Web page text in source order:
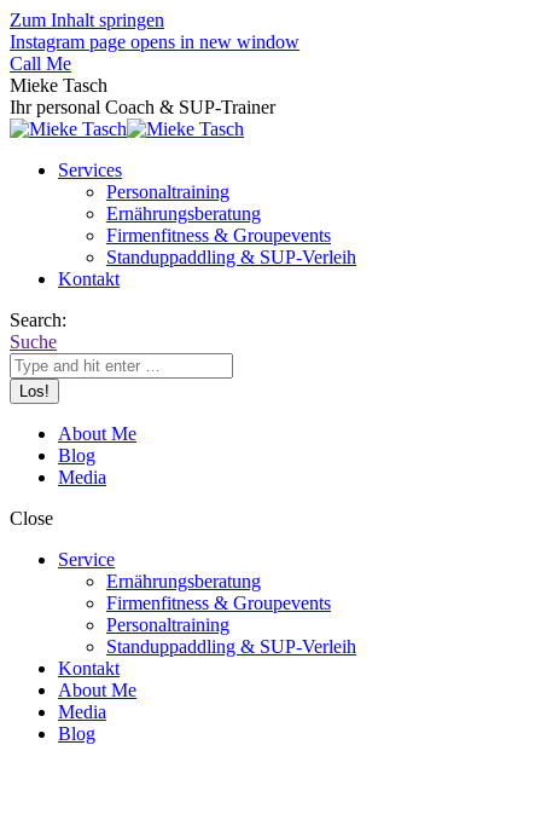
Zum Inhalt springen
Instagram page opens in new window
Call Me
Mieke Tasch
Ihr personal Coach & SUP-Trainer
Services
Personaltraining
Ernährungsberatung
Firmenfitness & Groupevents
Standuppaddling & SUP-Verleih
Kontakt
Search:
Suche
About Me
Blog
Media
Close
Service
Ernährungsberatung
Firmenfitness & Groupevents
Personaltraining
Standuppaddling & SUP-Verleih
Kontakt
About Me
Media
Blog